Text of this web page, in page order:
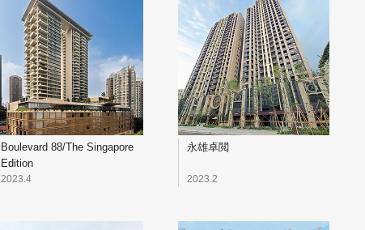
Boulevard 88/The Singapore
Edition
2023.4
永雄卓閲
2023.2